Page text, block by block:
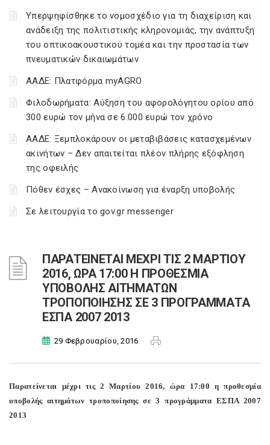
Υπερψηφίσθηκε το νομοσχέδιο για τη διαχείριση και
ανάδειξη της πολιτιστικής κληρονομιάς, την ανάπτυξη
του οπτικοακουστικού τομέα και την προστασία των
πνευματικών δικαιωμάτων
ΑΑΔΕ: Πλατφόρμα myAGRO
Φιλοδωρήματα: Αύξηση του αφορολόγητου ορίου από
300 ευρώ τον μήνα σε 6.000 ευρώ τον χρόνο
ΑΑΔΕ: Ξεμπλοκάρουν οι μεταβιβάσεις κατασχεμένων
ακινήτων – Δεν απαιτείται πλέον πλήρης εξόφληση
της οφειλής
Πόθεν έσχες – Ανακοίνωση για έναρξη υποβολής
Σε λειτουργία το gov.gr messenger
ΠΑΡΑΤΕΙΝΕΤΑΙ ΜΕΧΡΙ ΤΙΣ 2 ΜΑΡΤΙΟΥ
2016, ΩΡΑ 17:00 Η ΠΡΟΘΕΣΜΙΑ
ΥΠΟΒΟΛΗΣ ΑΙΤΗΜΑΤΩΝ
ΤΡΟΠΟΠΟΙΗΣΗΣ ΣΕ 3 ΠΡΟΓΡΑΜΜΑΤΑ
ΕΣΠΑ 2007 2013
29 Φεβρουαρίου, 2016
Παρατείνεται μέχρι τις 2 Μαρτίου 2016, ώρα 17:00 η προθεσμία
υποβολής αιτημάτων τροποποίησης σε 3 προγράμματα ΕΣΠΑ 2007
2013